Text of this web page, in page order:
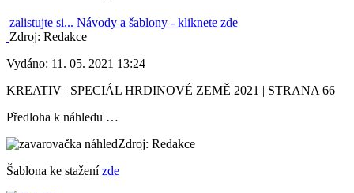
zalistujte si... Návody a šablony - kliknete zde
Zdroj: Redakce
Vydáno: 11. 05. 2021 13:24
KREATIV | SPECIÁL HRDINOVÉ ZEMĚ 2021 | STRANA 66
Předloha k náhledu …
Zdroj: Redakce
Šablona ke staženízde